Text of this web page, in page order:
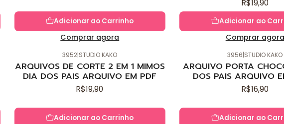
Adicionar ao Carrinho
Comprar agora
R$19,90
Adicionar ao
Comprar agora
3952|STUDIO KAKO
ARQUIVOS DE CORTE 2 EM 1 MIMOS
DIA DOS PAIS ARQUIVO EM PDF
R$19,90
Adicionar ao Carrinho
3956|STUDIO KAKO
ARQUIVO PORTA
DOS PAIS ARQUIVO
R$16,90
Adicionar ao